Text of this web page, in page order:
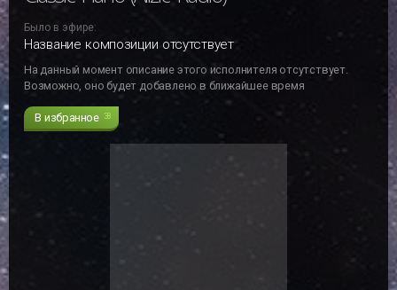
Было в эфире:
Название композиции отсутствует
На данный момент описание этого исполнителя отсутствует.
Возможно, оно будет добавлено в ближайшее время
В избранное 38